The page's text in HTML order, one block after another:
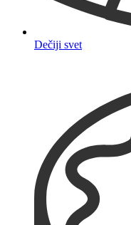
Dečiji svet